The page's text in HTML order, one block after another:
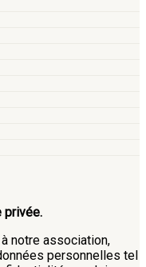
privée.
notre association,
personnelles tel